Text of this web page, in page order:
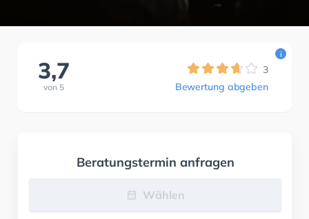
3,7
von 5
3
Bewertung abgeben
i
Beratungstermin anfragen
Wählen